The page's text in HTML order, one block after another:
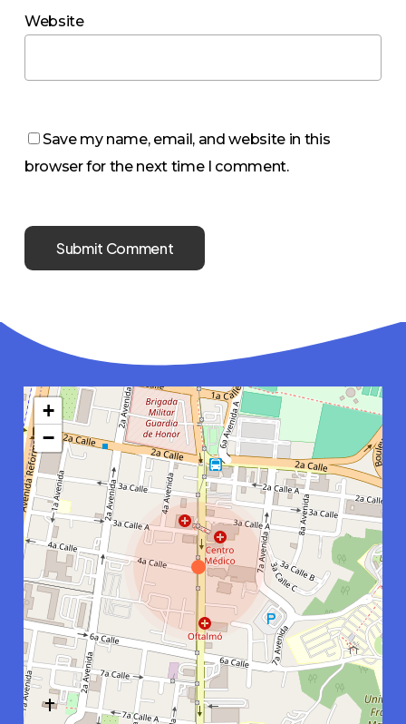
Website
Save my name, email, and website in this
browser for the next time I comment.
+
−